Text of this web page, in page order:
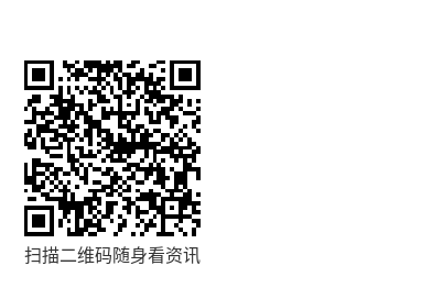
扫描二维码随身看资讯